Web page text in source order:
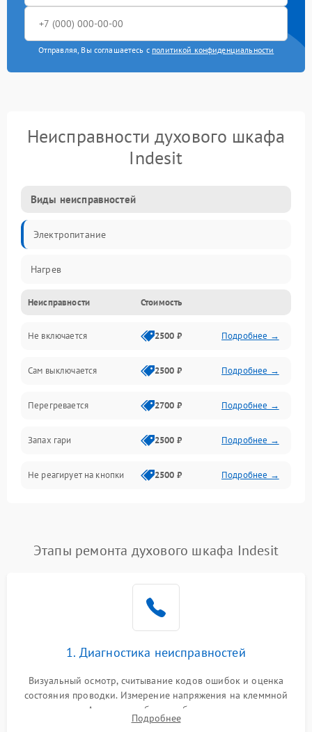
Отправляя, Вы соглашаетесь с политикой конфиденциальности
Неисправности духового шкафа
Indesit
Виды неисправностей
Электропитание
Нагрев
Неисправности Стоимость
Не включается 2500 ₽ Подробнее →
Сам выключается 2500 ₽ Подробнее →
Перегревается 2700 ₽ Подробнее →
Запах гари 2500 ₽ Подробнее →
Не реагирует на кнопки 2500 ₽ Подробнее →
Этапы ремонта духового шкафа Indesit
1. Диагностика неисправностей
Визуальный осмотр, считывание кодов ошибок и оценка
состояния проводки. Измерение напряжения на клеммной
колодке. Анализ жалоб на проблемы с нагревом,
конвекцией, панелью управления или блокировкой дверцы.
Подробнее